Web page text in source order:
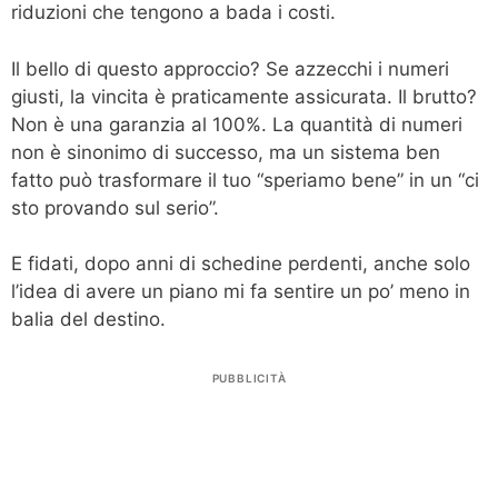
riduzioni che tengono a bada i costi.
Il bello di questo approccio? Se azzecchi i numeri
giusti, la vincita è praticamente assicurata. Il brutto?
Non è una garanzia al 100%. La quantità di numeri
non è sinonimo di successo, ma un sistema ben
fatto può trasformare il tuo “speriamo bene” in un “ci
sto provando sul serio”.
E fidati, dopo anni di schedine perdenti, anche solo
l’idea di avere un piano mi fa sentire un po’ meno in
balia del destino.
PUBBLICITÀ